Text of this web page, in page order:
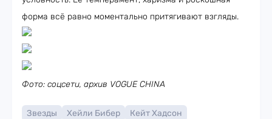
форма всё равно моментально притягивают взгляды.
Фото: соцсети, архив VOGUE CHINA
Звезды Хейли Бибер
Кейт Хадсон